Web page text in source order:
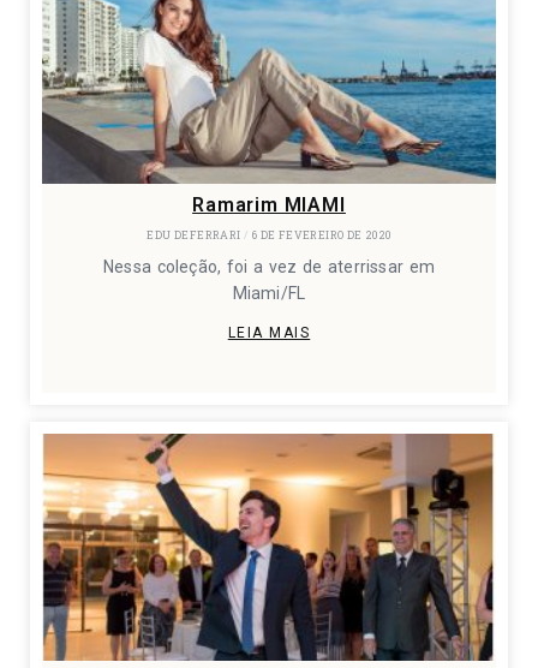
Ramarim MIAMI
EDU DEFERRARI 6 DE FEVEREIRO DE 2020
Nessa coleção, foi a vez de aterrissar em
Miami/FL
LEIA MAIS